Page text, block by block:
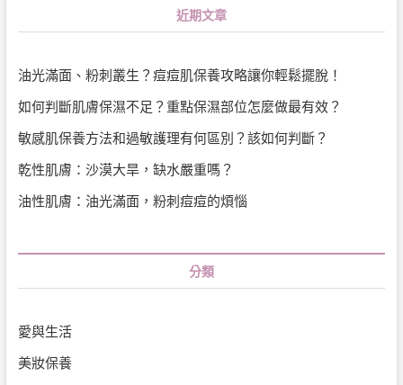
近期文章
油光滿面、粉刺叢生？痘痘肌保養攻略讓你輕鬆擺脫！
如何判斷肌膚保濕不足？重點保濕部位怎麼做最有效？
敏感肌保養方法和過敏護理有何區別？該如何判斷？
乾性肌膚：沙漠大旱，缺水嚴重嗎？
油性肌膚：油光滿面，粉刺痘痘的煩惱
分類
愛與生活
美妝保養